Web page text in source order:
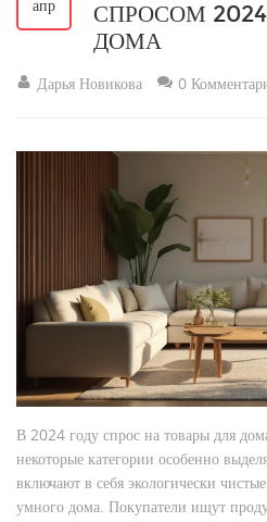
апр
СПРОСОМ
ДОМА
Дарья Новикова 0
В 2024 году спрос на товары для
некоторые категории особенно
включают в себя экологически
умного дома. Покупатели ищут